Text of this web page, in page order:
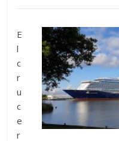
E
l
c
r
u
c
e
r